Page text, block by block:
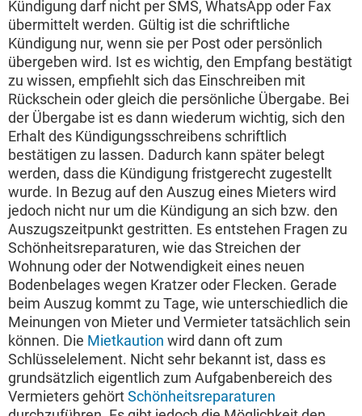
Kündigung darf nicht per SMS, WhatsApp oder Fax
übermittelt werden. Gültig ist die schriftliche
Kündigung nur, wenn sie per Post oder persönlich
übergeben wird. Ist es wichtig, den Empfang bestätigt
zu wissen, empfiehlt sich das Einschreiben mit
Rückschein oder gleich die persönliche Übergabe. Bei
der Übergabe ist es dann wiederum wichtig, sich den
Erhalt des Kündigungsschreibens schriftlich
bestätigen zu lassen. Dadurch kann später belegt
werden, dass die Kündigung fristgerecht zugestellt
wurde. In Bezug auf den Auszug eines Mieters wird
jedoch nicht nur um die Kündigung an sich bzw. den
Auszugszeitpunkt gestritten. Es entstehen Fragen zu
Schönheitsreparaturen, wie das Streichen der
Wohnung oder der Notwendigkeit eines neuen
Bodenbelages wegen Kratzer oder Flecken. Gerade
beim Auszug kommt zu Tage, wie unterschiedlich die
Meinungen von Mieter und Vermieter tatsächlich sein
können. Die Mietkaution wird dann oft zum
Schlüsselelement. Nicht sehr bekannt ist, dass es
grundsätzlich eigentlich zum Aufgabenbereich des
Vermieters gehörtSchönheitsreparaturen